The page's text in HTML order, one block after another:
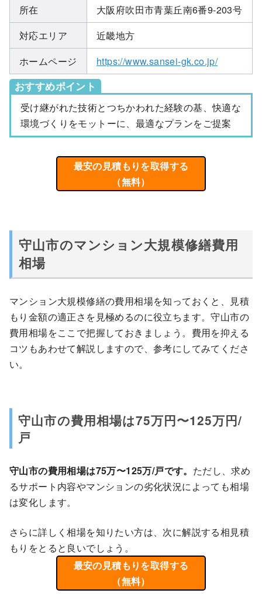
所在
大阪府吹田市青葉丘南6番9-203号
対応エリア
近畿地方
ホームページ
https://www.sansei-gk.co.jp/
おすすめポイント
受け継がれた技術とつちかわれた経験の基、快適な
環境づくりをモットーに、最適なプランをご提案
最安の見積もりを取得する
（無料）
守山市のマンション大規模修繕費用
相場
マンション大規模修繕の費用相場を知っておくと、見積
もり金額の適正さを見極めるのに役立ちます。守山市の
費用相場をここで把握しておきましょう。費用を抑える
コツもあわせて解説しますので、参考にしてみてくださ
い。
守山市の費用相場は75万円〜125万円/
戸
守山市の費用相場は75万〜125万/戸です。 ただし、求め
るサポート内容やマンションの劣化状況によっても相場
は変化します。
さらに詳しく相場を知りたい方は、次に解説する相見積
もりをとると良いでしょう。
最安の見積もりを取得する
（無料）